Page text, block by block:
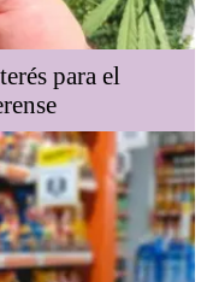
para el